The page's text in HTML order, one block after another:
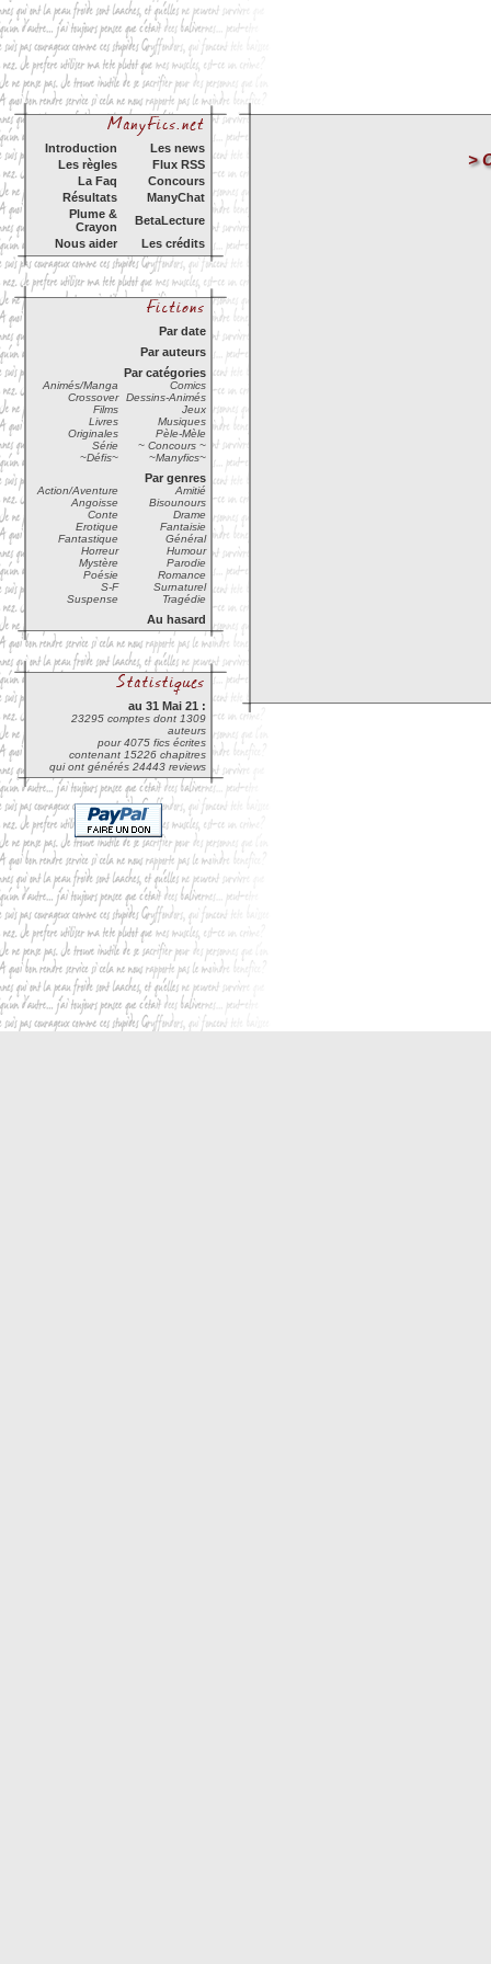
Introduction
Les news
Les règles
Flux RSS
La Faq
Concours
Résultats
ManyChat
Plume &
Crayon
BetaLecture
Nous aider
Les crédits
Par date
Par auteurs
Par catégories
Animés/Manga
Comics
Crossover
Dessins-Animés
Films
Jeux
Livres
Musiques
Originales
Pèle-Mèle
Série
~ Concours ~
~Défis~
~Manyfics~
Par genres
Action/Aventure
Amitié
Angoisse
Bisounours
Conte
Drame
Erotique
Fantaisie
Fantastique
Général
Horreur
Humour
Mystère
Parodie
Poésie
Romance
S-F
Surnaturel
Suspense
Tragédie
Au hasard
au 31 Mai 21 :
23295 comptes dont 1309
auteurs
pour 4075 fics écrites
contenant 15226 chapitres
qui ont générés 24443 reviews
>